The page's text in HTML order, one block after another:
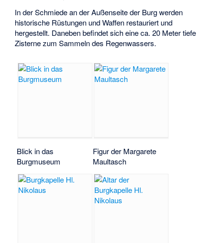
In der Schmiede an der Außenseite der Burg werden
historische Rüstungen und Waffen restauriert und
hergestellt. Daneben befindet sich eine ca. 20 Meter tiefe
Zisterne zum Sammeln des Regenwassers.
Blick in das
Burgmuseum
Figur der Margarete
Maultasch